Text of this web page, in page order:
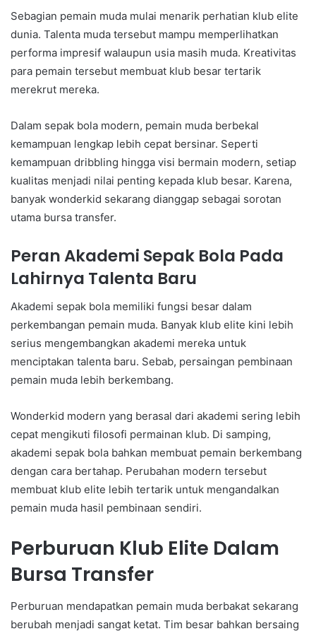
Sebagian pemain muda mulai menarik perhatian klub elite
dunia. Talenta muda tersebut mampu memperlihatkan
performa impresif walaupun usia masih muda. Kreativitas
para pemain tersebut membuat klub besar tertarik
merekrut mereka.
Dalam sepak bola modern, pemain muda berbekal
kemampuan lengkap lebih cepat bersinar. Seperti
kemampuan dribbling hingga visi bermain modern, setiap
kualitas menjadi nilai penting kepada klub besar. Karena,
banyak wonderkid sekarang dianggap sebagai sorotan
utama bursa transfer.
Peran Akademi Sepak Bola Pada
Lahirnya Talenta Baru
Akademi sepak bola memiliki fungsi besar dalam
perkembangan pemain muda. Banyak klub elite kini lebih
serius mengembangkan akademi mereka untuk
menciptakan talenta baru. Sebab, persaingan pembinaan
pemain muda lebih berkembang.
Wonderkid modern yang berasal dari akademi sering lebih
cepat mengikuti filosofi permainan klub. Di samping,
akademi sepak bola bahkan membuat pemain berkembang
dengan cara bertahap. Perubahan modern tersebut
membuat klub elite lebih tertarik untuk mengandalkan
pemain muda hasil pembinaan sendiri.
Perburuan Klub Elite Dalam
Bursa Transfer
Perburuan mendapatkan pemain muda berbakat sekarang
berubah menjadi sangat ketat. Tim besar bahkan bersaing